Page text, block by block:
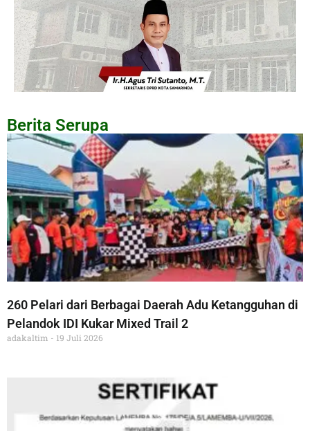
Berita Serupa
260 Pelari dari Berbagai Daerah Adu Ketangguhan di
Pelandok IDI Kukar Mixed Trail 2
adakaltim 19 Juli 2026